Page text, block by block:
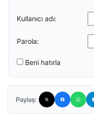
Kullanıcı adı:
Parola:
Beni hatırla
Paylaş: